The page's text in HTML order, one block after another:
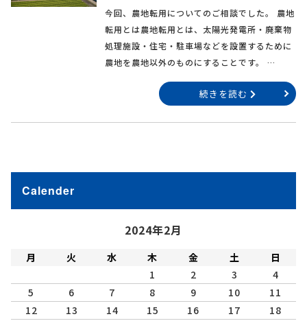
今回、農地転用についてのご相談でした。 農地
転用とは農地転用とは、太陽光発電所・廃棄物
処理施設・住宅・駐車場などを設置するために
農地を農地以外のものにすることです。 …
続きを読む
Calender
2024年2月
月 火 水 木 金 土
日
1
2 3
4
5
6 7 8 9 10
11
12
13 14 15 16 17
18